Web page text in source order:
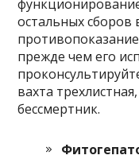
остальных сборов
прежде чем его
вахта
бессмертник.